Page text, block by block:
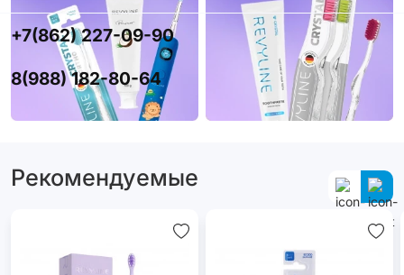
+7(862) 227-09-90
8(988) 182-80-64
Рекомендуемые